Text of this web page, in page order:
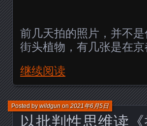
前几天拍的照片，并不
街头植物，有几张是在
继续阅读
以批判性思维读
Posted bywildgunon2021年6月5日